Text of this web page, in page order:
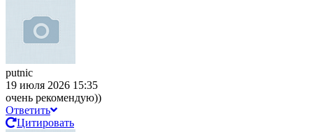
putnic
19 июля 2026 15:35
очень рекомендую))
Ответить
Цитировать